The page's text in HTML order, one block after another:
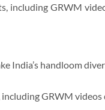
including GRWM
India’s handloom
GRWM videos